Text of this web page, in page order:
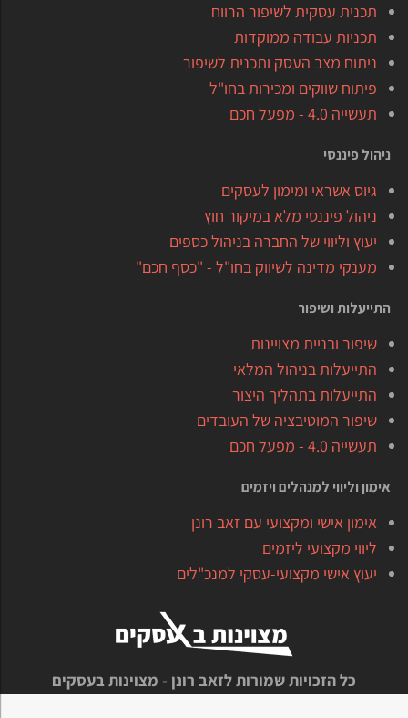
תכנית עסקית לשיפור הרווח
תכניות עבודה ממוקדות
ניתוח מצב העסק ותכנית לשיפור
פיתוח שווקים ומכירות בחו"ל
תעשייה 4.0 - מפעל חכם
ניהול פיננסי
גיוס אשראי ומימון לעסקים
ניהול פיננסי מלא במיקור חוץ
יעוץ וליווי של החברה בניהול כספים
מענקי מדינה לשיווק בחו"ל - "כסף חכם"
התייעלות ושיפור
שיפור ובניית מצויינות
התייעלות בניהול המלאי
התייעלות בתהליך היצור
שיפור המוטיבציה של העובדים
תעשייה 4.0 - מפעל חכם
אימון וליווי למנהלים ויזמים
אימון אישי ומקצועי עם זאב רונן
ליווי מקצועי ליזמים
יעוץ אישי מקצועי-עסקי למנכ"לים
כל הזכויות שמורות לזאב רונן - מצוינות בעסקים